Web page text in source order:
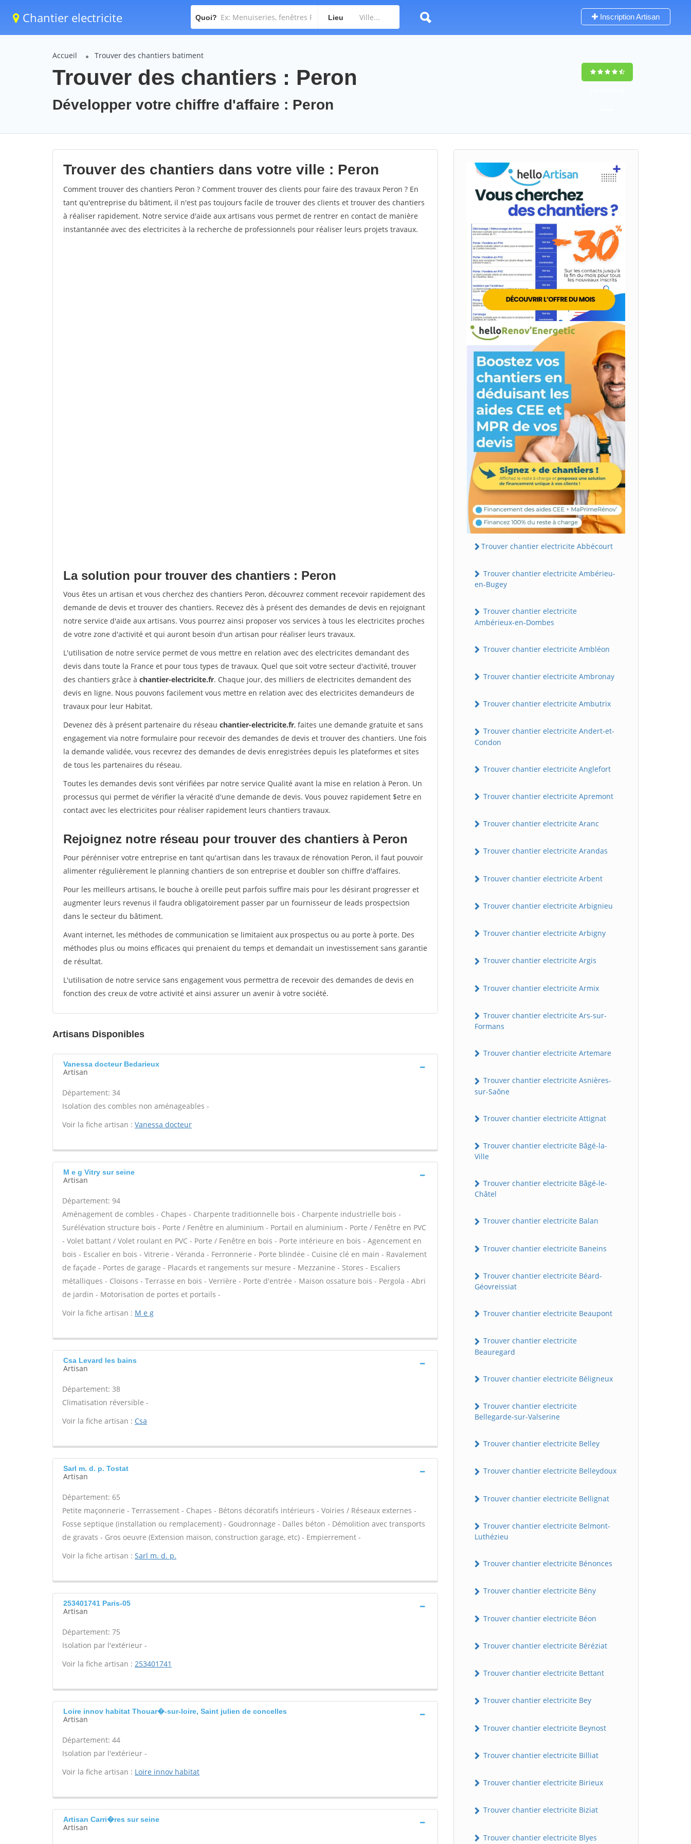
Chantier electricite Quoi? Lieu Inscription Artisan
Accueil Trouver des chantiers batiment
Trouver des chantiers : Peron
Développer votre chiffre d'affaire : Peron
Trouver des chantiers dans votre ville : Peron
Comment trouver des chantiers Peron ? Comment trouver des clients pour faire des travaux Peron ? En
tant qu'entreprise du bâtiment, il n'est pas toujours facile de trouver des clients et trouver des chantiers
à réaliser rapidement. Notre service d'aide aux artisans vous permet de rentrer en contact de manière
instantannée avec des electricites à la recherche de professionnels pour réaliser leurs projets travaux.
La solution pour trouver des chantiers : Peron
Vous êtes un artisan et vous cherchez des chantiers Peron, découvrez comment recevoir rapidement des
demande de devis et trouver des chantiers. Recevez dès à présent des demandes de devis en rejoignant
notre service d'aide aux artisans. Vous pourrez ainsi proposer vos services à tous les electricites proches
de votre zone d'activité et qui auront besoin d'un artisan pour réaliser leurs travaux.
L'utilisation de notre service permet de vous mettre en relation avec des electricites demandant des
devis dans toute la France et pour tous types de travaux. Quel que soit votre secteur d'activité, trouver
des chantiers grâce à chantier-electricite.fr. Chaque jour, des milliers de electricites demandent des
devis en ligne. Nous pouvons facilement vous mettre en relation avec des electricites demandeurs de
travaux pour leur Habitat.
Devenez dès à présent partenaire du réseau chantier-electricite.fr, faites une demande gratuite et sans
engagement via notre formulaire pour recevoir des demandes de devis et trouver des chantiers. Une fois
la demande validée, vous recevrez des demandes de devis enregistrées depuis les plateformes et sites
de tous les partenaires du réseau.
Toutes les demandes devis sont vérifiées par notre service Qualité avant la mise en relation à Peron. Un
processus qui permet de vérifier la véracité d'une demande de devis. Vous pouvez rapidement $etre en
contact avec les electricites pour réaliser rapidement leurs chantiers travaux.
Rejoignez notre réseau pour trouver des chantiers à Peron
Pour pérénniser votre entreprise en tant qu'artisan dans les travaux de rénovation Peron, il faut pouvoir
alimenter régulièrement le planning chantiers de son entreprise et doubler son chiffre d'affaires.
Pour les meilleurs artisans, le bouche à oreille peut parfois suffire mais pour les désirant progresser et
augmenter leurs revenus il faudra obligatoirement passer par un fournisseur de leads prospectsion
dans le secteur du bâtiment.
Avant internet, les méthodes de communication se limitaient aux prospectus ou au porte à porte. Des
méthodes plus ou moins efficaces qui prenaient du temps et demandait un investissement sans garantie
de résultat.
L'utilisation de notre service sans engagement vous permettra de recevoir des demandes de devis en
fonction des creux de votre activité et ainsi assurer un avenir à votre société.
Artisans Disponibles
Vanessa docteur Bedarieux
Artisan
Département: 34
Isolation des combles non aménageables -
Voir la fiche artisan : Vanessa docteur
M e g Vitry sur seine
Artisan
Département: 94
Aménagement de combles - Chapes - Charpente traditionnelle bois - Charpente industrielle bois -
Surélévation structure bois - Porte / Fenêtre en aluminium - Portail en aluminium - Porte / Fenêtre en PVC
- Volet battant / Volet roulant en PVC - Porte / Fenêtre en bois - Porte intérieure en bois - Agencement en
bois - Escalier en bois - Vitrerie - Véranda - Ferronnerie - Porte blindée - Cuisine clé en main - Ravalement
de façade - Portes de garage - Placards et rangements sur mesure - Mezzanine - Stores - Escaliers
métalliques - Cloisons - Terrasse en bois - Verrière - Porte d'entrée - Maison ossature bois - Pergola - Abri
de jardin - Motorisation de portes et portails -
Voir la fiche artisan : M e g
Csa Levard les bains
Artisan
Département: 38
Climatisation réversible -
Voir la fiche artisan : Csa
Sarl m. d. p. Tostat
Artisan
Département: 65
Petite maçonnerie - Terrassement - Chapes - Bétons décoratifs intérieurs - Voiries / Réseaux externes -
Fosse septique (installation ou remplacement) - Goudronnage - Dalles béton - Démolition avec transports
de gravats - Gros oeuvre (Extension maison, construction garage, etc) - Empierrement -
Voir la fiche artisan : Sarl m. d. p.
253401741 Paris-05
Artisan
Département: 75
Isolation par l'extérieur -
Voir la fiche artisan : 253401741
Loire innov habitat Thouar�-sur-loire, Saint julien de concelles
Artisan
Département: 44
Isolation par l'extérieur -
Voir la fiche artisan : Loire innov habitat
Artisan Carri�res sur seine
Artisan
Trouver chantier electricite Abbécourt
Trouver chantier electricite Ambérieu-
en-Bugey
Trouver chantier electricite
Ambérieux-en-Dombes
Trouver chantier electricite Ambléon
Trouver chantier electricite Ambronay
Trouver chantier electricite Ambutrix
Trouver chantier electricite Andert-et-
Condon
Trouver chantier electricite Anglefort
Trouver chantier electricite Apremont
Trouver chantier electricite Aranc
Trouver chantier electricite Arandas
Trouver chantier electricite Arbent
Trouver chantier electricite Arbignieu
Trouver chantier electricite Arbigny
Trouver chantier electricite Argis
Trouver chantier electricite Armix
Trouver chantier electricite Ars-sur-
Formans
Trouver chantier electricite Artemare
Trouver chantier electricite Asnières-
sur-Saône
Trouver chantier electricite Attignat
Trouver chantier electricite Bâgé-la-
Ville
Trouver chantier electricite Bâgé-le-
Châtel
Trouver chantier electricite Balan
Trouver chantier electricite Baneins
Trouver chantier electricite Béard-
Géovreissiat
Trouver chantier electricite Beaupont
Trouver chantier electricite
Beauregard
Trouver chantier electricite Béligneux
Trouver chantier electricite
Bellegarde-sur-Valserine
Trouver chantier electricite Belley
Trouver chantier electricite Belleydoux
Trouver chantier electricite Bellignat
Trouver chantier electricite Belmont-
Luthézieu
Trouver chantier electricite Bénonces
Trouver chantier electricite Bény
Trouver chantier electricite Béon
Trouver chantier electricite Béréziat
Trouver chantier electricite Bettant
Trouver chantier electricite Bey
Trouver chantier electricite Beynost
Trouver chantier electricite Billiat
Trouver chantier electricite Birieux
Trouver chantier electricite Biziat
Trouver chantier electricite Blyes